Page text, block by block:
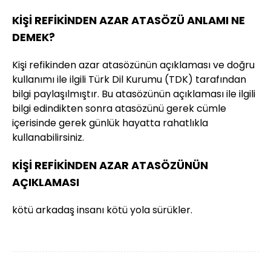
KİŞİ REFİKİNDEN AZAR ATASÖZÜ ANLAMI NE
DEMEK?
Kişi refikinden azar atasözünün açıklaması ve doğru
kullanımı ile ilgili Türk Dil Kurumu (TDK) tarafından
bilgi paylaşılmıştır. Bu atasözünün açıklaması ile ilgili
bilgi edindikten sonra atasözünü gerek cümle
içerisinde gerek günlük hayatta rahatlıkla
kullanabilirsiniz.
KİŞİ REFİKİNDEN AZAR ATASÖZÜNÜN
AÇIKLAMASI
kötü arkadaş insanı kötü yola sürükler.